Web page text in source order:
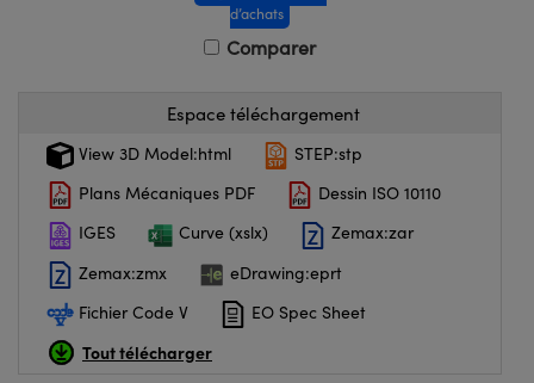
d’achats
Comparer
Espace téléchargement
View 3D Model:html
STEP:stp
Plans Mécaniques PDF
Dessin ISO 10110
IGES
Curve (xslx)
Zemax:zar
Zemax:zmx
eDrawing:eprt
Fichier Code V
EO Spec Sheet
Tout télécharger